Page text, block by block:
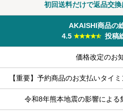
初回送料だけで返品交
AKAISHI商品の
4.5
投稿
価格改定のお
【重要】予約商品のお支払いタイ
令和8年熊本地震の影響による